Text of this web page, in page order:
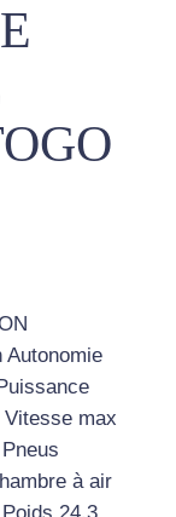
Autonomie
max
à air